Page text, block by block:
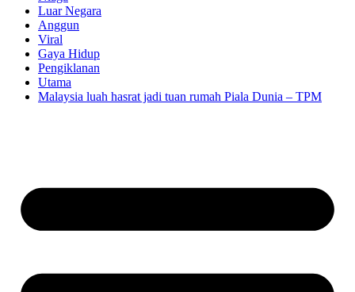
Luar Negara
Anggun
Viral
Gaya Hidup
Pengiklanan
Utama
Malaysia luah hasrat jadi tuan rumah Piala Dunia – TPM